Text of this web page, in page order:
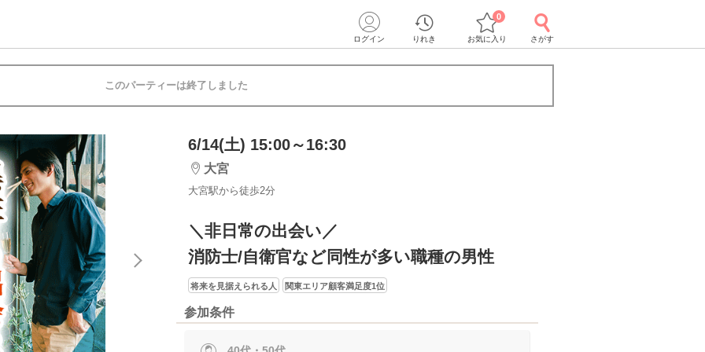
ログイン りれき お気に入り
0
さがす
このパーティーは終了しました
6/14(土) 15:00～16:30
大宮
大宮駅から徒歩2分
＼非日常の出会い／
消防士/自衛官など同性が多い職種の男性
将来を見据えられる人 関東エリア顧客満足度1位
参加条件